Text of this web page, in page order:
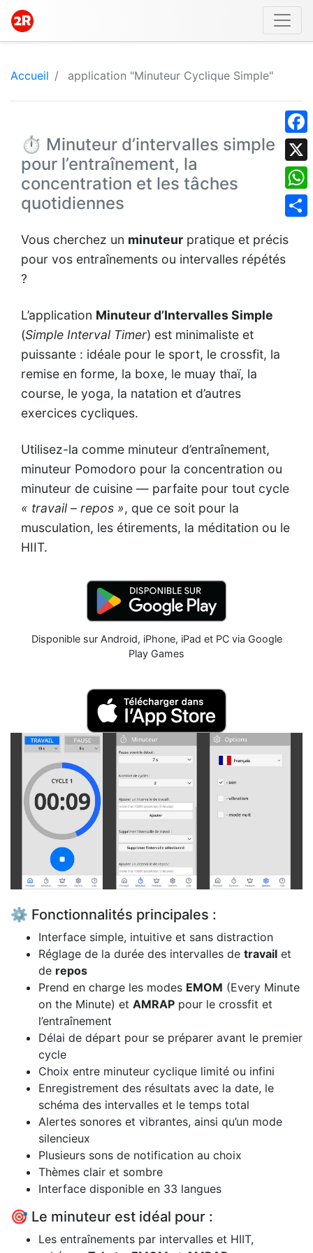
X
Accueil application "Minuteur Cyclique Simple"
⏱️ Minuteur d’intervalles simple
pour l’entraînement, la
concentration et les tâches
quotidiennes
Vous cherchez un minuteur pratique et précis
pour vos entraînements ou intervalles répétés
?
L’application Minuteur d’Intervalles Simple
(Simple Interval Timer) est minimaliste et
puissante : idéale pour le sport, le crossfit, la
remise en forme, la boxe, le muay thaï, la
course, le yoga, la natation et d’autres
exercices cycliques.
Utilisez-la comme minuteur d’entraînement,
minuteur Pomodoro pour la concentration ou
minuteur de cuisine — parfaite pour tout cycle
« travail – repos », que ce soit pour la
musculation, les étirements, la méditation ou le
HIIT.
Disponible sur Android, iPhone, iPad et PC via Google
Play Games
⚙️ Fonctionnalités principales :
Interface simple, intuitive et sans distraction
Réglage de la durée des intervalles de travail et
de repos
Prend en charge les modes EMOM (Every Minute
on the Minute) et AMRAP pour le crossfit et
l’entraînement
Délai de départ pour se préparer avant le premier
cycle
Choix entre minuteur cyclique limité ou infini
Enregistrement des résultats avec la date, le
schéma des intervalles et le temps total
Alertes sonores et vibrantes, ainsi qu’un mode
silencieux
Plusieurs sons de notification au choix
Thèmes clair et sombre
Interface disponible en 33 langues
🎯 Le minuteur est idéal pour :
Les entraînements par intervalles et HIIT,